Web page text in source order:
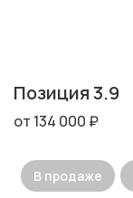
Позиция 3.9
от 134 000 ₽
В продаже